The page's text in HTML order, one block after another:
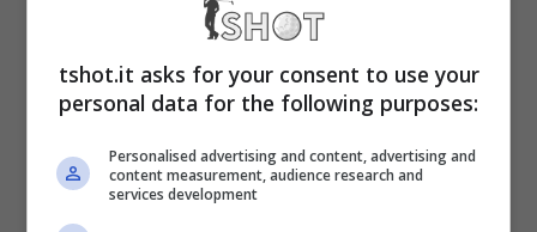
dopo quello che è accaduto, perché c’è chi si
arrivare l’esoneroche potrebbe essere
tshot.it asks for your consent to use your
personal data for the following purposes:
Personalised advertising and content, advertising and
content measurement, audience research and
services development